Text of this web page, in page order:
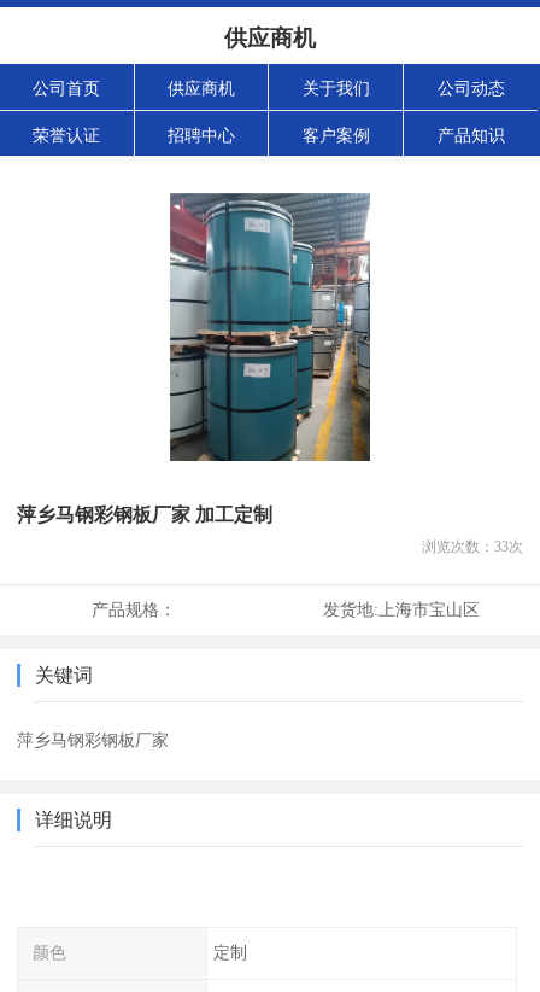
供应商机
公司首页 供应商机 关于我们 公司动态
荣誉认证 招聘中心 客户案例 产品知识
萍乡马钢彩钢板厂家 加工定制
浏览次数： 33次
产品规格： 发货地: 上海市宝山区
关键词
萍乡马钢彩钢板厂家
详细说明
颜色 定制